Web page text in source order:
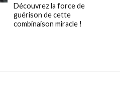
Découvrez la force de
guérison de cette
combinaison miracle !